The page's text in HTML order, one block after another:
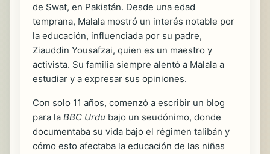
de Swat, en Pakistán. Desde una edad
temprana, Malala mostró un interés notable por
la educación, influenciada por su padre,
Ziauddin Yousafzai, quien es un maestro y
activista. Su familia siempre alentó a Malala a
estudiar y a expresar sus opiniones.
Con solo 11 años, comenzó a escribir un blog
para la BBC Urdu bajo un seudónimo, donde
documentaba su vida bajo el régimen talibán y
cómo esto afectaba la educación de las niñas